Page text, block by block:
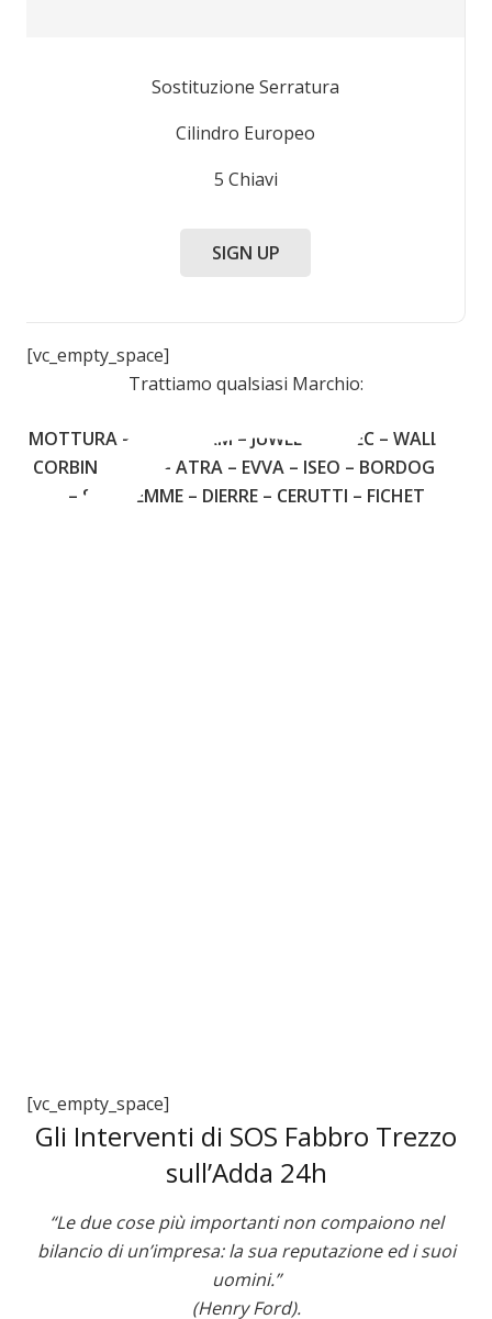
Sostituzione Serratura
Cilindro Europeo
5 Chiavi
SIGN UP
[vc_empty_space]
Trattiamo qualsiasi Marchio:
MOTTURA – CISA – FIAM – JUWEL – OMEC – WALLY –
CORBIN – YALE – ATRA – EVVA – ISEO – BORDOGNA
– SECUREMME – DIERRE – CERUTTI – FICHET
[vc_empty_space]
Gli Interventi di SOS Fabbro Trezzo
sull’Adda 24h
“Le due cose più importanti non compaiono nel
bilancio di un’impresa: la sua reputazione ed i suoi
uomini.”
(Henry Ford).